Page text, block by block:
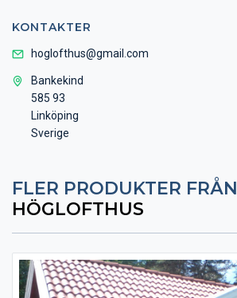
KONTAKTER
hoglofthus@gmail.com
Bankekind
585 93
Linköping
Sverige
FLER PRODUKTER FRÅN
HÖGLOFTHUS